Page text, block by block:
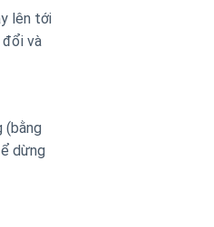
lên tới
và
(bằng
dừng